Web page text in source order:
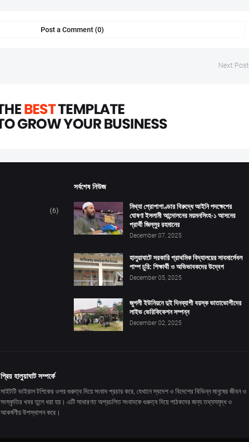
Post a Comment (0)
Next Post
(6)
সর্বশেষ নিউজ
মিথ্যা প্রোপাগাণ্ডার বিরুদ্ধে আইনি পদক্ষেপের
ঘোষণা ইসলামী আন্দোলনের ময়মনসিংহ-১ আসনের
প্রার্থী জিল্লুর রহমানের
December 07, 2025
হালুয়াঘাটে সরকারি প্রাথমিক বিদ্যালয়ের সাবমার্সেবল
পাম্প চুরি: শিক্ষার্থী ও অভিভাবকদের উদ্বেগ
December 05, 2025
জুগলী ইউনিয়নে দুই দিনব্যাপী বয়স্ক ভাতাভোগীদের
লাইভ ভেরিফিকেশন সম্পন্ন
December 02, 2025
প্রিয় হালুয়াঘাট সম্পর্কে
সাইটটি ভাইরাল টপিকের ওপর গুরুত্ব দিয়ে সংবাদ প্রচার করে, যেখানে স্বদেশ ও বিদেশের বিভিন্ন মানুষের জীবন ও
সংস্কৃতির খবর তুলে ধরা হয়। এটি সাধারণত অপ্রচলিত সংবাদকে গুরুত্ব দিয়ে পাঠকদের জন্য তথ্যসমৃদ্ধ ও
আকর্ষণীয় উপস্থাপন করে।